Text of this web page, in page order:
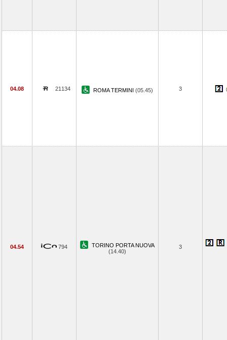
04.08 21134 ROMA TERMINI (05.45) 3
04.54 794
TORINO PORTA NUOVA
(14.40)
3